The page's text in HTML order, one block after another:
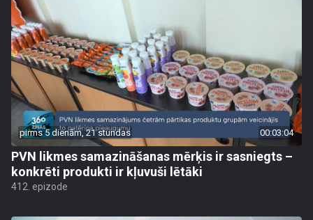
pirms 5 dienām, 21 stundas 00:03:04
PVN likmes samazināšanas mērķis ir sasniegts –
konkrēti produkti ir kļuvuši lētāki
412. epizode